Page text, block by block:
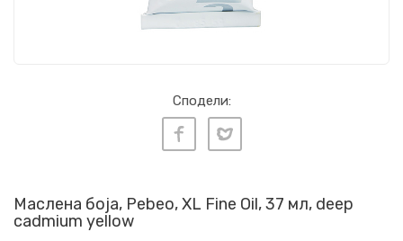
Сподели:
Маслена боја, Pebeo, XL Fine Oil, 37 мл, deep
cadmium yellow